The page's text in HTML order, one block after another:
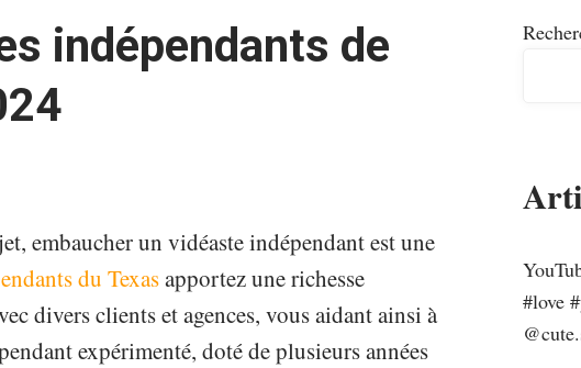
indépendants de
embaucher un vidéaste indépendant est une
du Texasapportez une richesse
divers clients et agences, vous aidant ainsi à
expérimenté, doté de plusieurs années
#love